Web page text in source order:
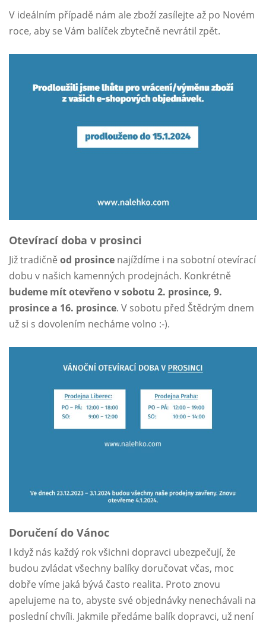
V ideálním případě nám ale zboží zasílejte až po Novém
roce, aby se Vám balíček zbytečně nevrátil zpět.
Otevírací doba v prosinci
Již tradičně od prosince najíždíme i na sobotní otevírací
dobu v našich kamenných prodejnách. Konkrétně
budeme mít otevřeno v sobotu 2. prosince, 9.
prosince a 16. prosince. V sobotu před Štědrým dnem
už si s dovolením necháme volno :-).
Doručení do Vánoc
I když nás každý rok všichni dopravci ubezpečují, že
budou zvládat všechny balíky doručovat včas, moc
dobře víme jaká bývá často realita. Proto znovu
apelujeme na to, abyste své objednávky nenechávali na
poslední chvíli. Jakmile předáme balík dopravci, už není